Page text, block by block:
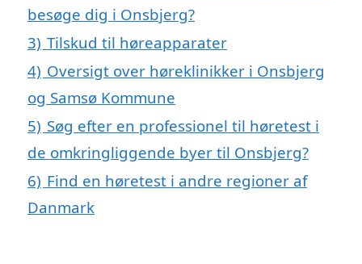
besøge dig i Onsbjerg?
3) Tilskud til høreapparater
4) Oversigt over høreklinikker i Onsbjerg
og Samsø Kommune
5) Søg efter en professionel til høretest i
de omkringliggende byer til Onsbjerg?
6) Find en høretest i andre regioner af
Danmark